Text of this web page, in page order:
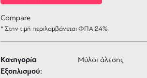
Compare
* Στην τιμή περιλαμβάνεται ΦΠΑ 24%
Κατηγορία
Εξοπλισμού:
Μύλοι άλεσης